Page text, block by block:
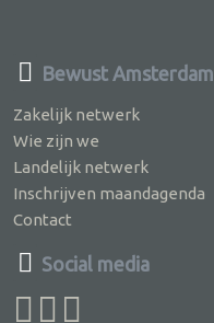
Bewust Amsterdam
Zakelijk netwerk
Wie zijn we
Landelijk netwerk
Inschrijven maandagenda
Contact
Social media